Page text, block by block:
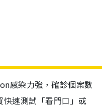
感染力強，確診個案數
速測試「看門口」或